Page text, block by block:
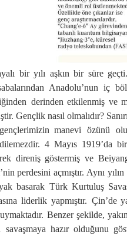
bir yılı aşkın bir süre geçti
Anadolu’nun iç
derinden etkilenmiş ve
. Gençlik nasıl olmalıdır?
erimizin manevi özünü
dir. 4 Mayıs 1919’da
direniş göstermiş ve
perdesini açmıştır. Aynı
basarakTürk Kurtuluş
sına liderlik yapmıştır. Çin’de
Benzer şekilde,
hazır olduğunu